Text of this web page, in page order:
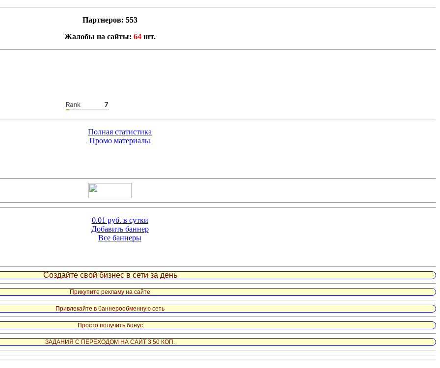
Партнеров: 553
Жалобы на сайты: 64 шт.
Полная статистика
Промо материалы
0.01 руб. в сутки
Добавить баннер
Все баннеры
Создайте свой бизнес в сети за день
Прикупите рекламу на сайте
Привлекайте в баннерообменную сеть
Просто получить бонус
ЗАДАНИЯ С ПЕРЕХОДОМ НА САЙТ 3 50 КОП.